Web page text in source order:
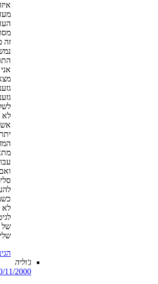
זה
לא
לא
של
ג'וליה
2000 16:21